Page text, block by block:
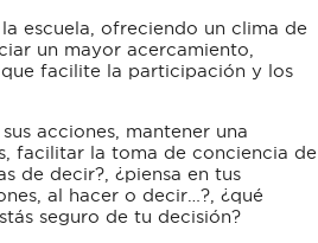
escuela, ofreciendo un clima de
un mayor acercamiento,
facilite la participación y los
acciones, mantener una
facilitar la toma de conciencia de
de decir?, ¿piensa en tus
al hacer o decir…?, ¿qué
seguro de tu decisión?